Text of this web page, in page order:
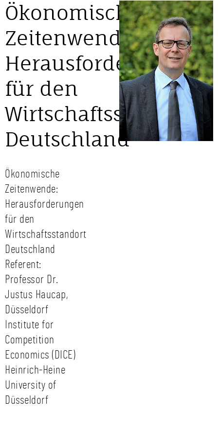
Ökonomische
Zeitenwende:
Herausforderungen
für den
Wirtschaftsstandort
Deutschland
Ökonomische
Zeitenwende:
Herausforderungen
für den
Wirtschaftsstandort
Deutschland
Referent:
Professor Dr.
Justus Haucap,
Düsseldorf
Institute for
Competition
Economics (DICE)
Heinrich-Heine
University of
Düsseldorf